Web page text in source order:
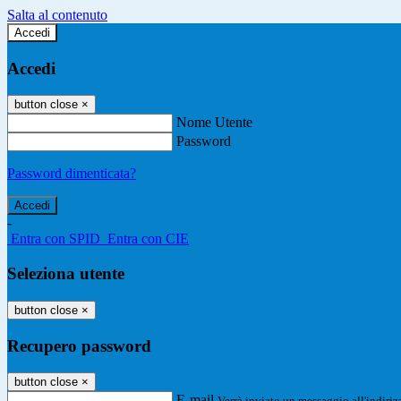
Salta al contenuto
Accedi
Accedi
button close ×
Nome Utente
Password
Password dimenticata?
-
Entra con SPID Entra con CIE
Seleziona utente
button close ×
Recupero password
button close ×